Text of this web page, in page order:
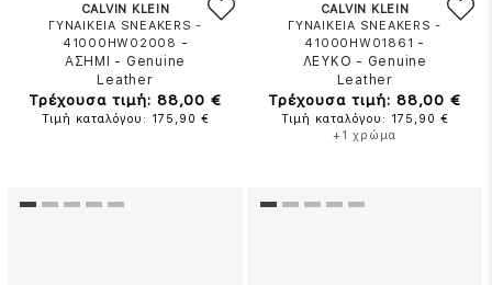
CALVIN KLEIN
ΓΥΝΑΙΚΕΙΑ SNEAKERS -
41000HW02008 -
ΑΣΗΜΙ
- Genuine
Leather
Τρέχουσα τιμή: 88,00 €
Τιμή καταλόγου: 175,90 €
CALVIN KLEIN
ΓΥΝΑΙΚΕΙΑ SNEAKERS -
41000HW01861 -
ΛΕΥΚΟ - Genuine
Leather
Τρέχουσα τιμή: 88,00 €
Τιμή καταλόγου: 175,90 €
+1 χρώμα